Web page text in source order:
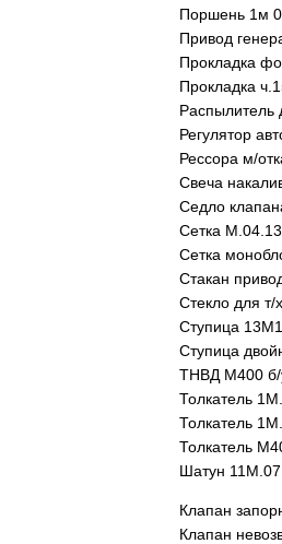
Поршень 1м
Привод
Прокладка
Прокладка
Распылитель
Регулятор
Рессора м/
Свеча
Седло
Сетка
Сетка
Стакан
Стекло для
Ступица
Ступица
ТНВД М400 б/
Толкатель
Толкатель
Толкатель
Шатун
Клапан
Клапан